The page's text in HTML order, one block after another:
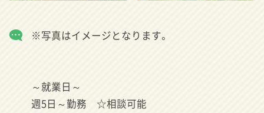
※写真はイメージとなります。
～就業日～
週5日～勤務 ☆相談可能